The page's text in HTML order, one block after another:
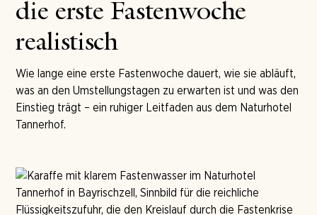
die erste Fastenwoche
realistisch
Wie lange eine erste Fastenwoche dauert, wie sie abläuft,
was an den Umstellungstagen zu erwarten ist und was den
Einstieg trägt – ein ruhiger Leitfaden aus dem Naturhotel
Tannerhof.